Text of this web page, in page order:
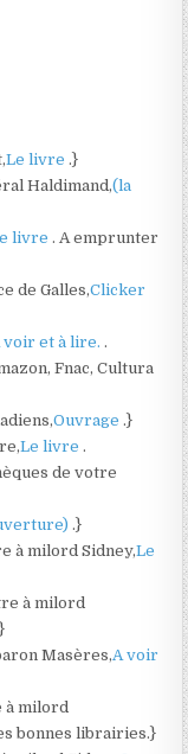
Le livre .}
Haldimand,(la
livre . A emprunter
de Galles,Clicker
voir et à lire. .
Fnac, Cultura
Ouvrage .}
Le livre .
de votre
.}
à milord Sidney,Le
à milord
Masères,A voir
à milord
bonnes librairies.}